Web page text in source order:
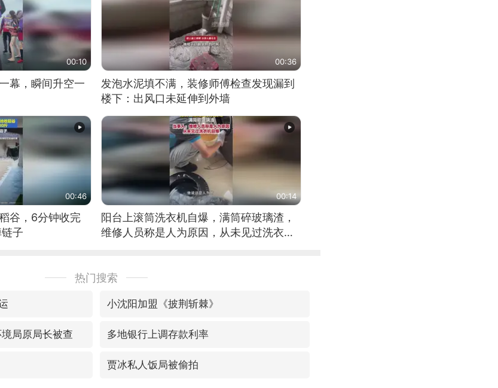
00:10
幕，瞬间升空一
00:36
发泡水泥填不满，装修师傅检查发现漏到
楼下：出风口未延伸到外墙
00:46
谷，6分钟收完
子
00:14
阳台上滚筒洗衣机自爆，满筒碎玻璃渣，
维修人员称是人为原因，从未见过洗衣机
热门搜索
小沈阳加盟《披荆斩棘》
局原局长被查 多地银行上调存款利率
贾冰私人饭局被偷拍